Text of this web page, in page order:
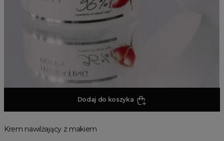
Dodaj do koszyka
Krem nawilżający z makiem